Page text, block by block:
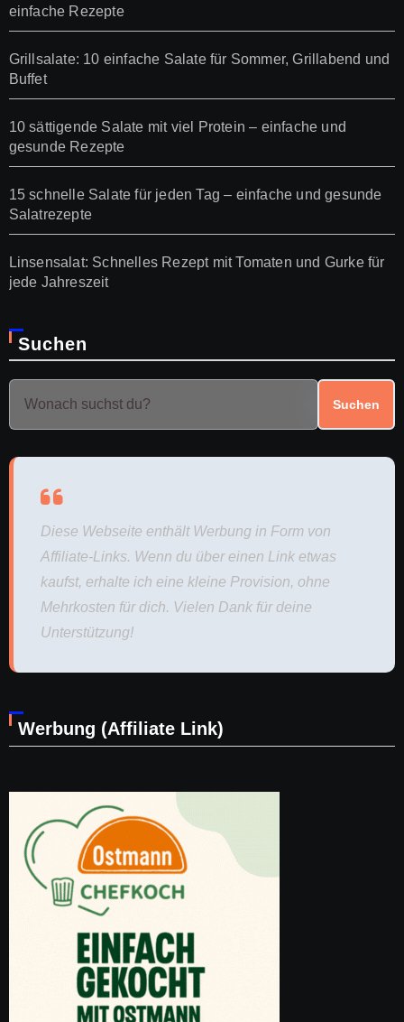
einfache Rezepte
Grillsalate: 10 einfache Salate für Sommer, Grillabend und
Buffet
10 sättigende Salate mit viel Protein – einfache und
gesunde Rezepte
15 schnelle Salate für jeden Tag – einfache und gesunde
Salatrezepte
Linsensalat: Schnelles Rezept mit Tomaten und Gurke für
jede Jahreszeit
Suchen
Suchen
Diese Webseite enthält Werbung in Form von
Affiliate-Links. Wenn du über einen Link etwas
kaufst, erhalte ich eine kleine Provision, ohne
Mehrkosten für dich. Vielen Dank für deine
Unterstützung!
Werbung (Affiliate Link)